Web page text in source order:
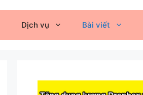
Dịch vụ Bài viết